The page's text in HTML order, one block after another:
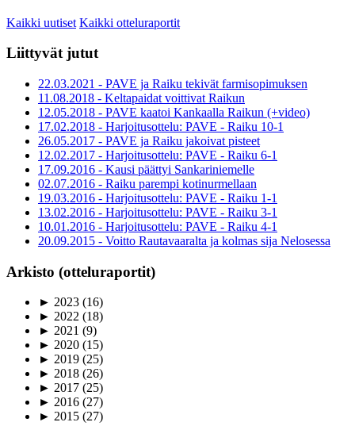
Kaikki uutiset Kaikki otteluraportit
Liittyvät jutut
22.03.2021 - PAVE ja Raiku tekivät farmisopimuksen
11.08.2018 - Keltapaidat voittivat Raikun
12.05.2018 - PAVE kaatoi Kankaalla Raikun (+video)
17.02.2018 - Harjoitusottelu: PAVE - Raiku 10-1
26.05.2017 - PAVE ja Raiku jakoivat pisteet
12.02.2017 - Harjoitusottelu: PAVE - Raiku 6-1
17.09.2016 - Kausi päättyi Sankariniemelle
02.07.2016 - Raiku parempi kotinurmellaan
19.03.2016 - Harjoitusottelu: PAVE - Raiku 1-1
13.02.2016 - Harjoitusottelu: PAVE - Raiku 3-1
10.01.2016 - Harjoitusottelu: PAVE - Raiku 4-1
20.09.2015 - Voitto Rautavaaralta ja kolmas sija Nelosessa
Arkisto (otteluraportit)
► 2023 (16)
► 2022 (18)
► 2021 (9)
► 2020 (15)
► 2019 (25)
► 2018 (26)
► 2017 (25)
► 2016 (27)
► 2015 (27)